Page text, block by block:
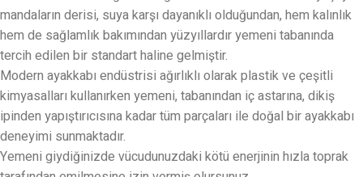
mandaların derisi, suya karşı dayanıklı olduğundan, hem kalınlık
hem de sağlamlık bakımından yüzyıllardır yemeni tabanında
tercih edilen bir standart haline gelmiştir.
Modern ayakkabı endüstrisi ağırlıklı olarak plastik ve çeşitli
kimyasalları kullanırken yemeni, tabanından iç astarına, dikiş
ipinden yapıştırıcısına kadar tüm parçaları ile doğal bir ayakkabı
deneyimi sunmaktadır.
Yemeni giydiğinizde vücudunuzdaki kötü enerjinin hızla toprak